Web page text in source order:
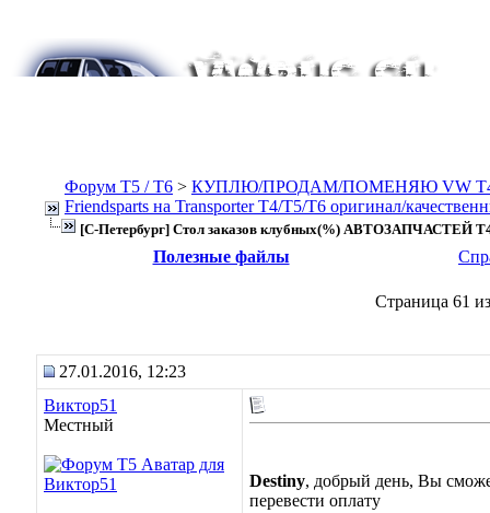
Форум Т5 / T6 > КУПЛЮ/ПРОДАМ/ПОМЕНЯЮ VW T4,
Friendsparts на Transporter T4/T5/T6 оригинал/
[С-Петербург] Стол заказов клубных(%) АВТОЗАПЧАСТЕЙ
Полезные файлы
Страница 61
27.01.2016, 12:23
Виктор51
Местный
Destiny, добрый день, Вы
перевести оплату